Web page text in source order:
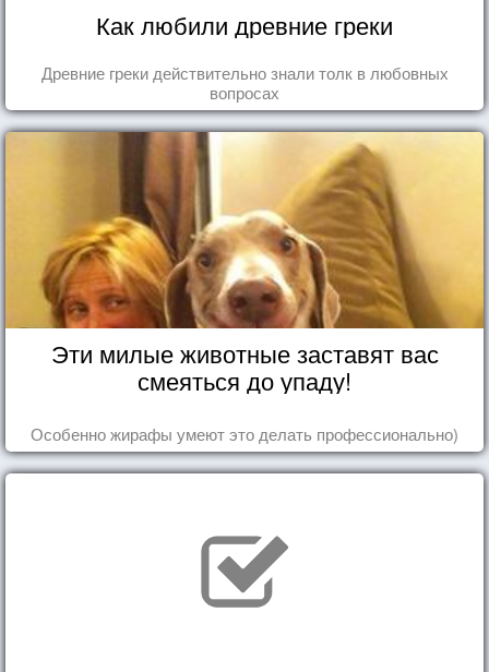
Как любили древние греки
Древние греки действительно знали толк в любовных
вопросах
Эти милые животные заставят вас
смеяться до упаду!
Особенно жирафы умеют это делать профессионально)